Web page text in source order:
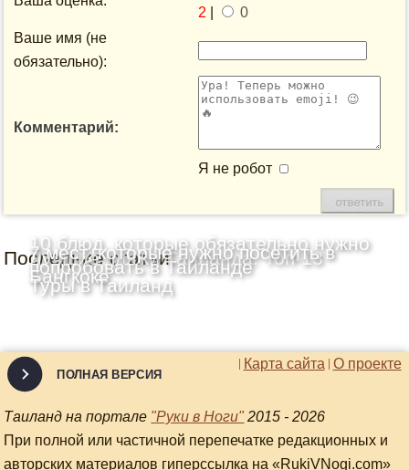
2
0
Ваше имя (не
обязательно):
Комментарий:
Я не робот
Последние статьи
Лучшие пляжи Таиланда: Топ-13
10 блюд, которые обязательно нужно
попробовать в Таиланде
7 мест, которые нужно посетить в
Бангкоке
Туры в Таиланд
О проекте
Карта сайта
ПОЛНАЯ ВЕРСИЯ
Таиланд на портале "Руки в Ноги" 2015 - 2026
При полной или частичной перепечатке редакционных и
авторских материалов гиперссылка на «RukiVNogi.com»